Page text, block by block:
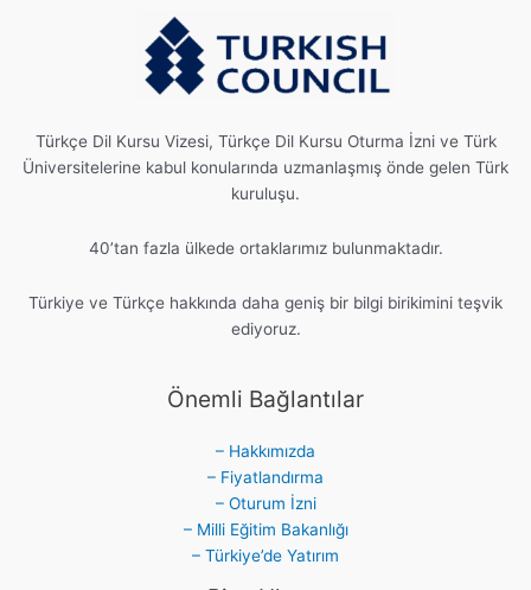
Türkçe Dil Kursu Vizesi, Türkçe Dil Kursu Oturma İzni ve Türk
Üniversitelerine kabul konularında uzmanlaşmış önde gelen Türk
kuruluşu.
40’tan fazla ülkede ortaklarımız bulunmaktadır.
Türkiye ve Türkçe hakkında daha geniş bir bilgi birikimini teşvik
ediyoruz.
Önemli Bağlantılar
– Hakkımızda
– Fiyatlandırma
– Oturum İzni
– Milli Eğitim Bakanlığı
– Türkiye’de Yatırım